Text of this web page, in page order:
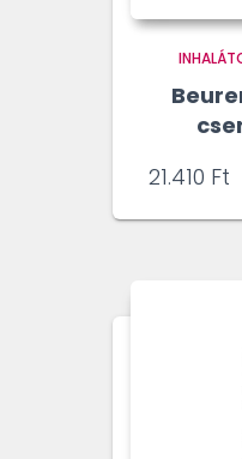
21.410 Ft